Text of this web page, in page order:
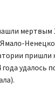
мертвым
пришли
удалось